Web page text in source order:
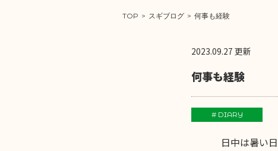
TOP > スギブログ > 何事も経験
2023.09.27 更新
何事も経験
# DIARY
日中は暑い